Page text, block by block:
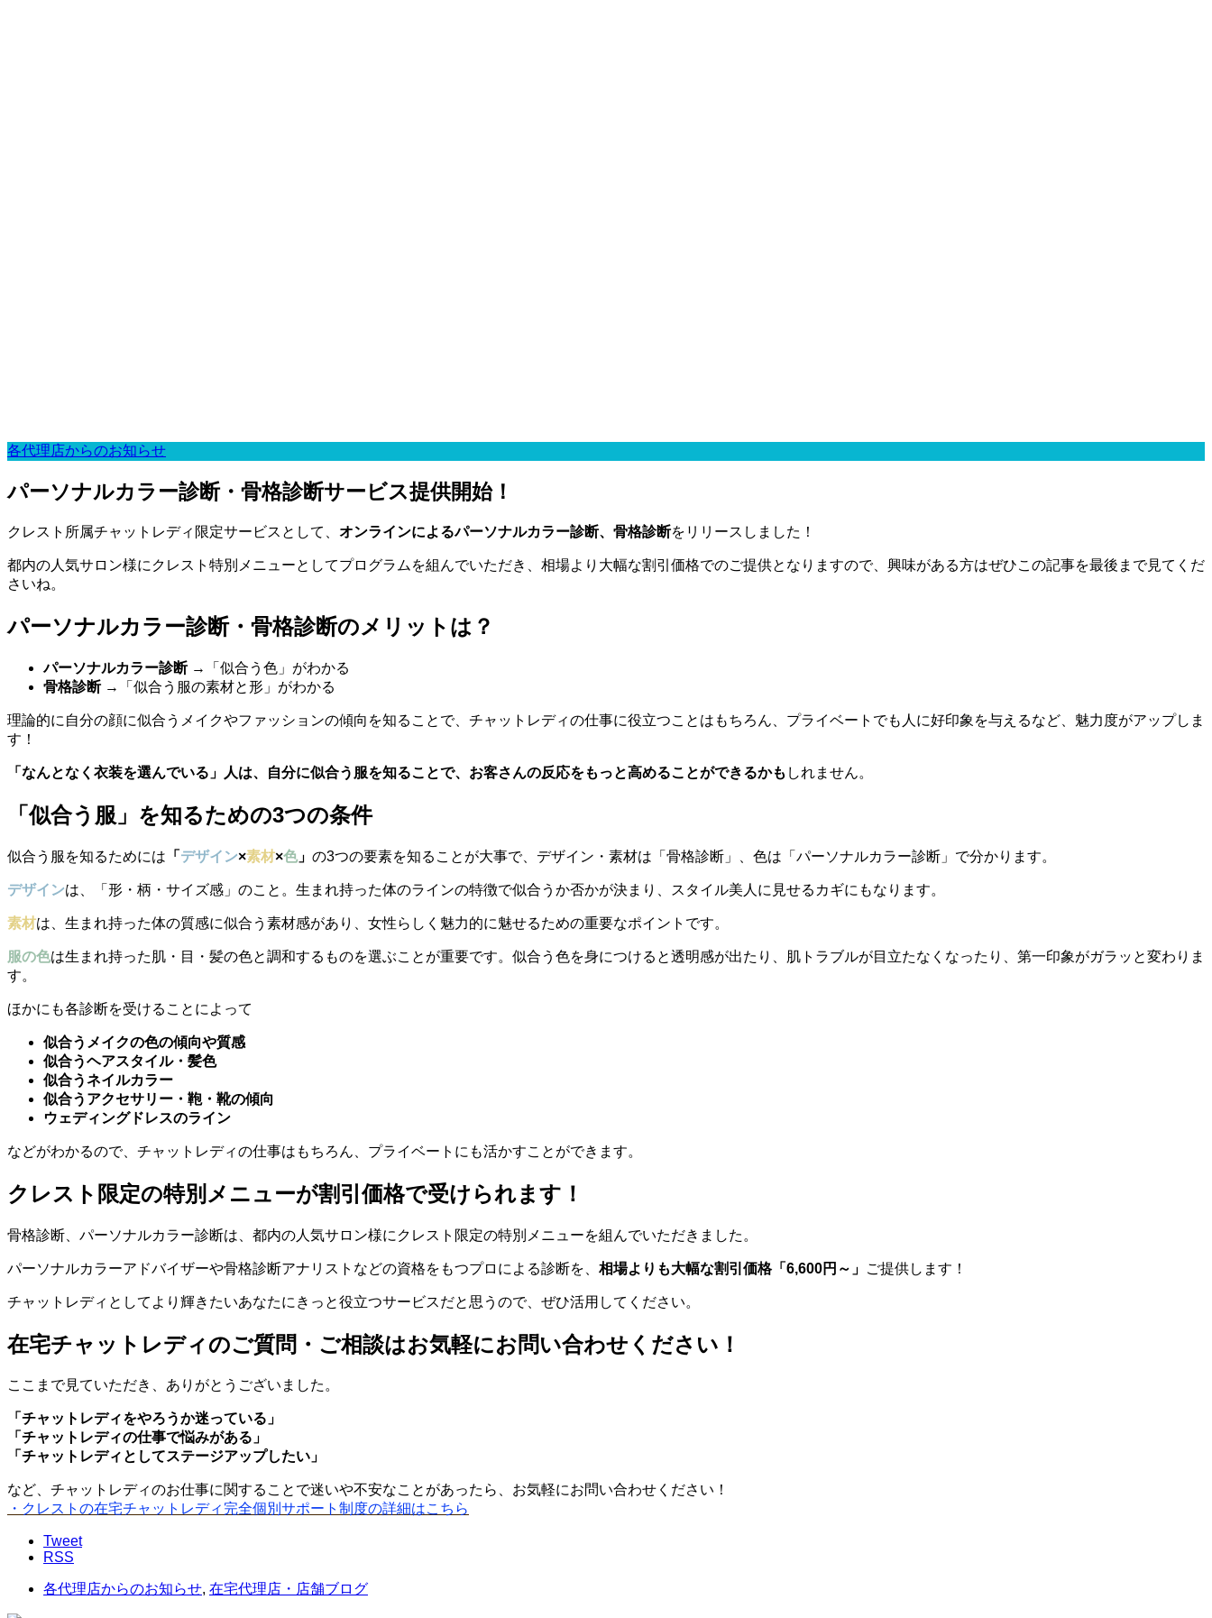
各代理店からのお知らせ
パーソナルカラー診断・骨格診断サービス提供開始！
クレスト所属チャットレディ限定サービスとして、 オンラインによるパーソナルカラー診断、骨格診断をリリースしました！
都内の人気サロン様にクレスト特別メニューとしてプログラムを組んでいただき、相場より大幅な割引価格でのご提供となりますので、興味がある方はぜひこの記事を最後まで見てくだ
さいね。
パーソナルカラー診断・骨格診断のメリットは？
パーソナルカラー診断→「似合う色」がわかる
骨格診断→「似合う服の素材と形」がわかる
理論的に自分の顔に似合うメイクやファッションの傾向を知ることで、チャットレディの仕事に役立つことはもちろん、プライベートでも人に好印象を与えるなど、魅力度がアップしま
す！
「なんとなく衣装を選んでいる」人は、自分に似合う服を知ることで、お客さんの反応をもっと高めることができるかも しれません。
「似合う服」を知るための3つの条件
似合う服を知るためには 「 デザイン×素材×色」 の3つの要素を知ることが大事で、デザイン・素材は「骨格診断」、色は「パーソナルカラー診断」で分かります。
デザインは、「形・柄・サイズ感」のこと。生まれ持った体のラインの特徴で似合うか否かが決まり、スタイル美人に見せるカギにもなります。
素材は、生まれ持った体の質感に似合う素材感があり、女性らしく魅力的に魅せるための重要なポイントです。
服の色は生まれ持った肌・目・髪の色と調和するものを選ぶことが重要です。似合う色を身につけると透明感が出たり、肌トラブルが目立たなくなったり、第一印象がガラッと変わりま
す。
ほかにも各診断を受けることによって
似合うメイクの色の傾向や質感
似合うヘアスタイル・髪色
似合うネイルカラー
似合うアクセサリー・鞄・靴の傾向
ウェディングドレスのライン
などがわかるので、チャットレディの仕事はもちろん、プライベートにも活かすことができます。
クレスト限定の特別メニューが割引価格で受けられます！
骨格診断、パーソナルカラー診断は、都内の人気サロン様にクレスト限定の特別メニューを組んでいただきました。
パーソナルカラーアドバイザーや骨格診断アナリストなどの資格をもつプロによる診断を、 相場よりも大幅な割引価格「6,600円～」 ご提供します！
チャットレディとしてより輝きたいあなたにきっと役立つサービスだと思うので、ぜひ活用してください。
在宅チャットレディのご質問・ご相談はお気軽にお問い合わせください！
ここまで見ていただき、ありがとうございました。
「チャットレディをやろうか迷っている」
「チャットレディの仕事で悩みがある」
「チャットレディとしてステージアップしたい」
など、チャットレディのお仕事に関することで迷いや不安なことがあったら、お気軽にお問い合わせください！
・クレストの在宅チャットレディ完全個別サポート制度の詳細はこちら
Tweet
RSS
各代理店からのお知らせ, 在宅代理店・店舗ブログ